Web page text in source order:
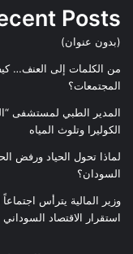
Posts
(بدون عنوان)
من الكلمات إلى العنف…
المجتمعات؟
المدير الطبي لمستشفى
الكوليرا وتلوث المياه
لماذا تحول الحياد ورفض
السودان؟
وزير المالية يترأس
استقرار الاقتصاد السوداني